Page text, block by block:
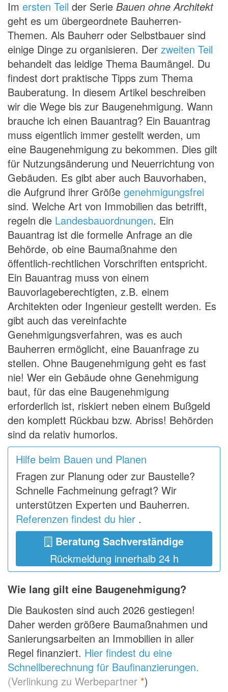
Im ersten Teil der Serie Bauen ohne Architekt
geht es um übergeordnete Bauherren-
Themen. Als Bauherr oder Selbstbauer sind
einige Dinge zu organisieren. Der zweiten Teil
behandelt das leidige Thema Baumängel. Du
findest dort praktische Tipps zum Thema
Bauberatung. In diesem Artikel beschreiben
wir die Wege bis zur Baugenehmigung. Wann
brauche ich einen Bauantrag? Ein Bauantrag
muss eigentlich immer gestellt werden, um
eine Baugenehmigung zu bekommen. Dies gilt
für Nutzungsänderung und Neuerrichtung von
Gebäuden. Es gibt aber auch Bauvorhaben,
die Aufgrund ihrer Größe genehmigungsfrei
sind. Welche Art von Immobilien das betrifft,
regeln die Landesbauordnungen. Ein
Bauantrag ist die formelle Anfrage an die
Behörde, ob eine Baumaßnahme den
öffentlich-rechtlichen Vorschriften entspricht.
Ein Bauantrag muss von einem
Bauvorlageberechtigten, z.B. einem
Architekten oder Ingenieur gestellt werden. Es
gibt auch das vereinfachte
Genehmigungsverfahren, was es auch
Bauherren ermöglicht, eine Bauanfrage zu
stellen. Ohne Baugenehmigung geht es fast
nie! Wer ein Gebäude ohne Genehmigung
baut, für das eine Baugenehmigung
erforderlich ist, riskiert neben einem Bußgeld
den komplett Rückbau bzw. Abriss! Behörden
sind da relativ humorlos.
Hilfe beim Bauen und Planen
Fragen zur Planung oder zur Baustelle?
Schnelle Fachmeinung gefragt? Wir
unterstützen Experten und Bauherren.
Referenzen findest du hier .
Beratung Sachverständige
Rückmeldung innerhalb 24 h
Wie lang gilt eine Baugenehmigung?
Die Baukosten sind auch 2026 gestiegen!
Daher werden größere Baumaßnahmen und
Sanierungsarbeiten an Immobilien in aller
Regel finanziert. Hier findest du eine
Schnellberechnung für Baufinanzierungen.
(Verlinkung zu Werbepartner *)